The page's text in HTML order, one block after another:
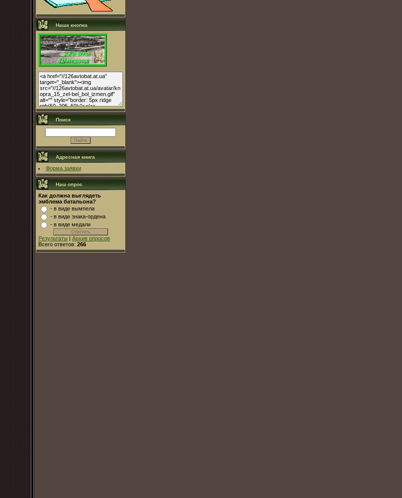
Наша кнопка
Поиск
Адресная книга
Форма заявки
Наш опрос
Как должна выглядеть
эмблема батальона?
- в виде вымпела
- в виде знака-ордена
- в виде медали
Результаты | Архив опросов
Всего ответов: 266